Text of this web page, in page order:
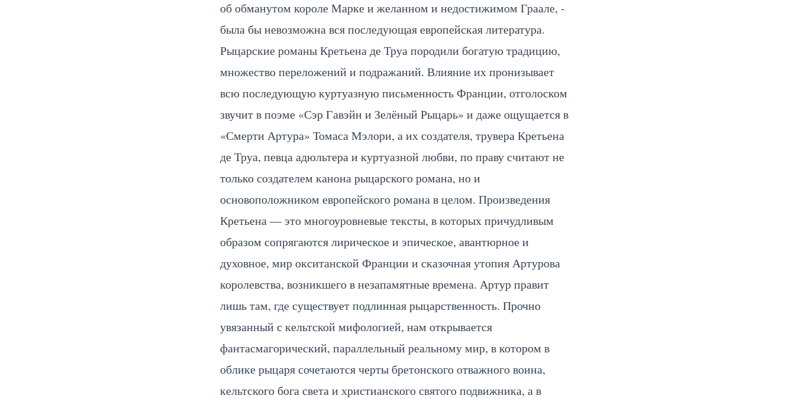
об обманутом короле Марке и желанном и недостижимом Граале, -
была бы невозможна вся последующая европейская литература.
Рыцарские романы Кретьена де Труа породили богатую традицию,
множество переложений и подражаний. Влияние их пронизывает
всю последующую куртуазную письменность Франции, отголоском
звучит в поэме «Сэр Гавэйн и Зелёный Рыцарь» и даже ощущается в
«Смерти Артура» Томаса Мэлори, а их создателя, трувера Кретьена
де Труа, певца адюльтера и куртуазной любви, по праву считают не
только создателем канона рыцарского романа, но и
основоположником европейского романа в целом. Произведения
Кретьена — это многоуровневые тексты, в которых причудливым
образом сопрягаются лирическое и эпическое, авантюрное и
духовное, мир окситанской Франции и сказочная утопия Артурова
королевства, возникшего в незапамятные времена. Артур правит
лишь там, где существует подлинная рыцарственность. Прочно
увязанный с кельтской мифологией, нам открывается
фантасмагорический, параллельный реальному мир, в котором в
облике рыцаря сочетаются черты бретонского отважного воина,
кельтского бога света и христианского святого подвижника, а в